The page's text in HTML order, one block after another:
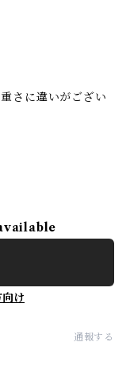
さに違いがござい
け
通報する